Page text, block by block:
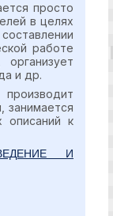
просто
в целях
работе
и др.
занимается
описаний к
И